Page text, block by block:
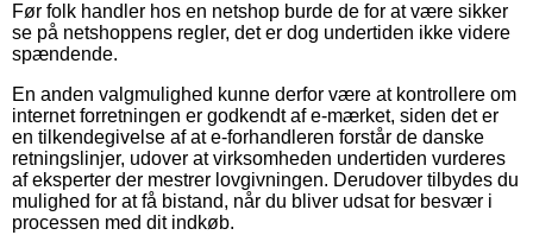
Før folk handler hos en netshop burde de for at være sikker
se på netshoppens regler, det er dog undertiden ikke videre
spændende.
En anden valgmulighed kunne derfor være at kontrollere om
internet forretningen er godkendt af e-mærket, siden det er
en tilkendegivelse af at e-forhandleren forstår de danske
retningslinjer, udover at virksomheden undertiden vurderes
af eksperter der mestrer lovgivningen. Derudover tilbydes du
mulighed for at få bistand, når du bliver udsat for besvær i
processen med dit indkøb.